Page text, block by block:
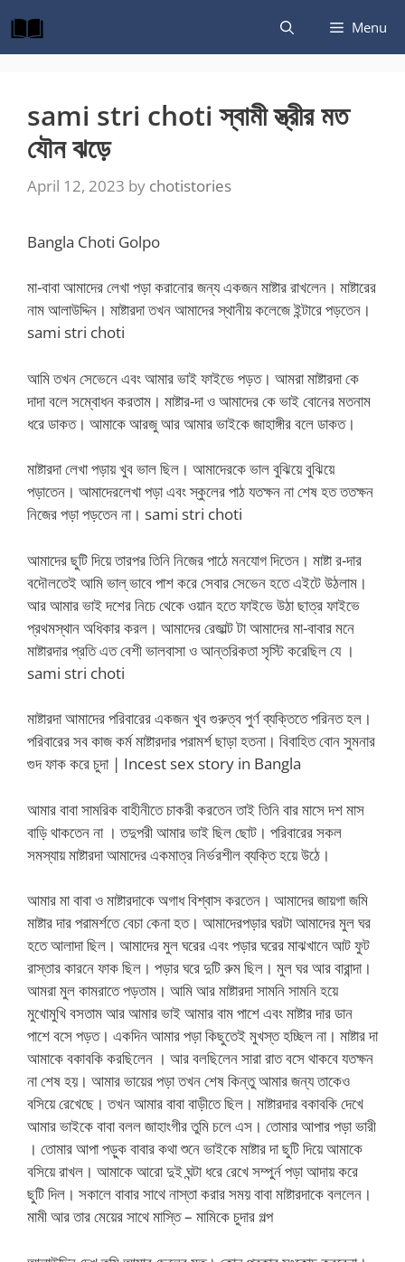
to
content
Menu
sami stri choti স্বামী স্ত্রীর মত
যৌন ঝড়ে
April 12, 2023 by chotistories
Bangla Choti Golpo
মা-বাবা আমাদের লেখা পড়া করানোর জন্য একজন মাষ্টার রাখলেন। মাষ্টারের
নাম আলাউদ্দিন। মাষ্টারদা তখন আমাদের স্থানীয় কলেজে ইন্টারে পড়তেন।
sami stri choti
আমি তখন সেভেনে এবং আমার ভাই ফাইভে পড়ত। আমরা মাষ্টারদা কে
দাদা বলে সম্বোধন করতাম। মাষ্টার-দা ও আমাদের কে ভাই বোনের মতনাম
ধরে ডাকত। আমাকে আরজু আর আমার ভাইকে জাহাঙ্গীর বলে ডাকত।
মাষ্টারদা লেখা পড়ায় খুব ভাল ছিল। আমাদেরকে ভাল বুঝিয়ে বুঝিয়ে
পড়াতেন। আমাদেরলেখা পড়া এবং স্কুলের পাঠ যতক্ষন না শেষ হত ততক্ষন
নিজের পড়া পড়তেন না। sami stri choti
আমাদের ছুটি দিয়ে তারপর তিনি নিজের পাঠে মনযোগ দিতেন। মাষ্টা র-দার
বদৌলতেই আমি ভাল্ ভাবে পাশ করে সেবার সেভেন হতে এইটে উঠলাম।
আর আমার ভাই দশের নিচে থেকে ওয়ান হতে ফাইভে উঠা ছাত্র ফাইভে
প্রথমস্থান অধিকার করল। আমাদের রেজাল্ট টা আমাদের মা-বাবার মনে
মাষ্টারদার প্রতি এত বেশী ভালবাসা ও আন্তরিকতা সৃস্টি করেছিল যে ।
sami stri choti
মাষ্টারদা আমাদের পরিবারের একজন খুব গুরুত্ব পুর্ণ ব্যক্তিতে পরিনত হল।
পরিবারের সব কাজ কর্ম মাষ্টারদার পরামর্শ ছাড়া হতনা। বিবাহিত বোন সুমনার
গুদ ফাক করে চুদা | Incest sex story in Bangla
আমার বাবা সামরিক বাহীনীতে চাকরী করতেন তাই তিনি বার মাসে দশ মাস
বাড়ি থাকতেন না । তদুপরী আমার ভাই ছিল ছোট। পরিবারের সকল
সমস্যায় মাষ্টারদা আমাদের একমাত্র নির্ভরশীল ব্যক্তি হয়ে উঠে।
আমার মা বাবা ও মাষ্টারদাকে অগাধ বিশ্বাস করতেন। আমাদের জায়গা জমি
মাষ্টার দার পরামর্শতে বেচা কেনা হত। আমাদেরপড়ার ঘরটা আমাদের মুল ঘর
হতে আলাদা ছিল। আমাদের মুল ঘরের এবং পড়ার ঘরের মাঝখানে আট ফুট
রাস্তার কারনে ফাক ছিল। পড়ার ঘরে দুটি রুম ছিল। মুল ঘর আর বারান্দা।
আমরা মুল কামরাতে পড়তাম। আমি আর মাষ্টারদা সামনি সামনি হয়ে
মুখোমুখি বসতাম আর আমার ভাই আমার বাম পাশে এবং মাষ্টার দার ডান
পাশে বসে পড়ত। একদিন আমার পড়া কিছুতেই মুখস্ত হচ্ছিল না। মাষ্টার দা
আমাকে বকাবকি করছিলেন । আর বলছিলেন সারা রাত বসে থাকবে যতক্ষন
না শেষ হয়। আমার ভায়ের পড়া তখন শেষ কিন্তু আমার জন্য তাকেও
বসিয়ে রেখেছে। তখন আমার বাবা বাড়ীতে ছিল। মাষ্টারদার বকাবকি দেখে
আমার ভাইকে বাবা বলল জাহাংগীর তুমি চলে এস। তোমার আপার পড়া ভারী
। তোমার আপা পড়ুক বাবার কথা শুনে ভাইকে মাষ্টার দা ছুটি দিয়ে আমাকে
বসিয়ে রাখল। আমাকে আরো দুই ঘন্টা ধরে রেখে সম্পুর্ন পড়া আদায় করে
ছুটি দিল। সকালে বাবার সাথে নাস্তা করার সময় বাবা মাষ্টারদাকে বললেন।
মামী আর তার মেয়ের সাথে মাস্তি – মামিকে চুদার গল্প